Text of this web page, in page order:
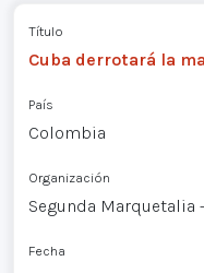
Título
Cuba derrotará la
País
Colombia
Organización
Segunda
Fecha